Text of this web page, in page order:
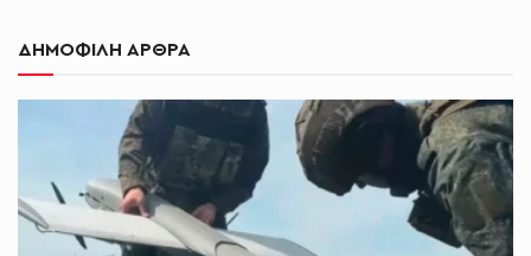
ΔΗΜΟΦΙΛΗ ΑΡΘΡΑ